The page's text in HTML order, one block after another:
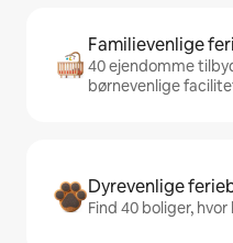
Familievenlige
40 ejendomme
børnevenlige
Dyrevenlige
Find 40 boliger,